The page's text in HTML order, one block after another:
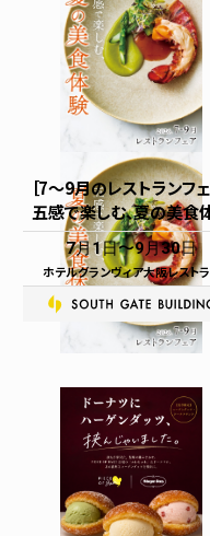
［7～9月のレストランフェ
五感で楽しむ、夏の美食
7月1日 9月30日
ホテルグランヴィア大阪レスト